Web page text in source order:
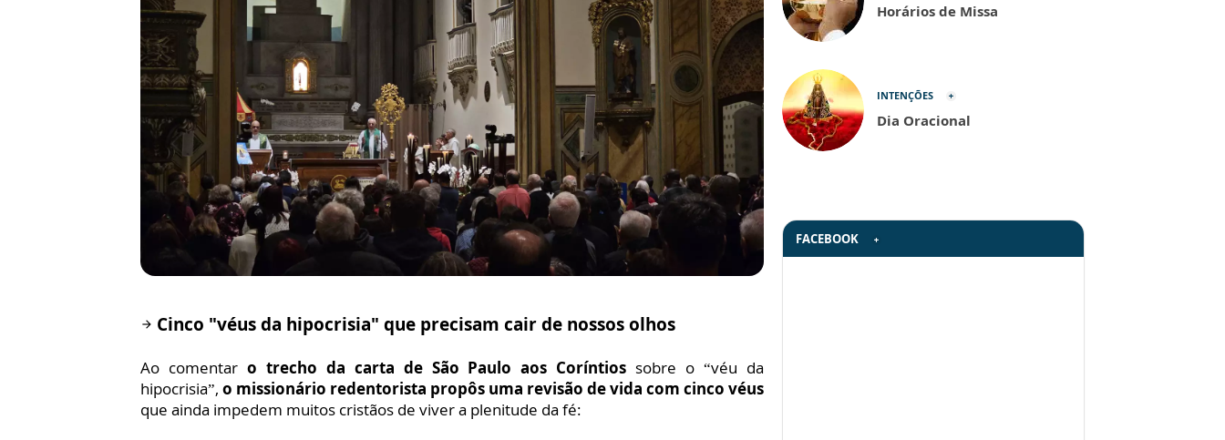
arrow_forward Cinco "véus da hipocrisia" que precisam cair de nossos olhos
Ao comentar o trecho da carta de São Paulo aos Coríntios sobre o “véu da
hipocrisia”, o missionário redentorista propôs uma revisão de vida com cinco véus
que ainda impedem muitos cristãos de viver a plenitude da fé:
Horários de Missa
INTENÇÕES
Dia Oracional
FACEBOOK